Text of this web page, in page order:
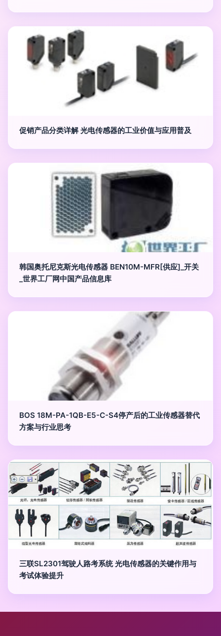
促销产品分类详解 光电传感器的工业价值与应用普及
韩国奥托尼克斯光电传感器 BEN10M-MFR[供应]_开关
_世界工厂网中国产品信息库
BOS 18M-PA-1QB-E5-C-S4停产后的工业传感器替代
方案与行业思考
三联SL2301驾驶人路考系统 光电传感器的关键作用与
考试体验提升